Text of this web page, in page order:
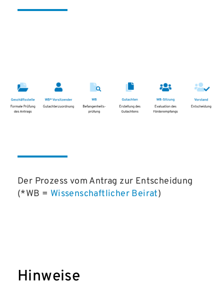
Der Prozess vom Antrag zur Entscheidung
(*WB = Wissenschaftlicher Beirat)
Hinweise